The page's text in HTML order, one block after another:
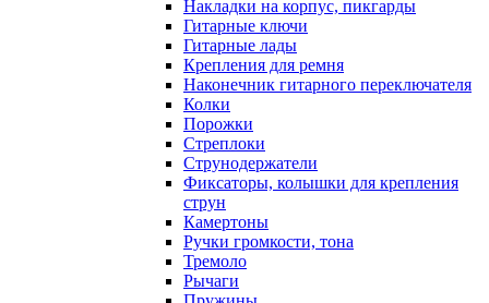
Накладки на корпус, пикгарды
Гитарные ключи
Гитарные лады
Крепления для ремня
Наконечник гитарного переключателя
Колки
Порожки
Стреплоки
Струнодержатели
Фиксаторы, колышки для крепления
струн
Камертоны
Ручки громкости, тона
Тремоло
Рычаги